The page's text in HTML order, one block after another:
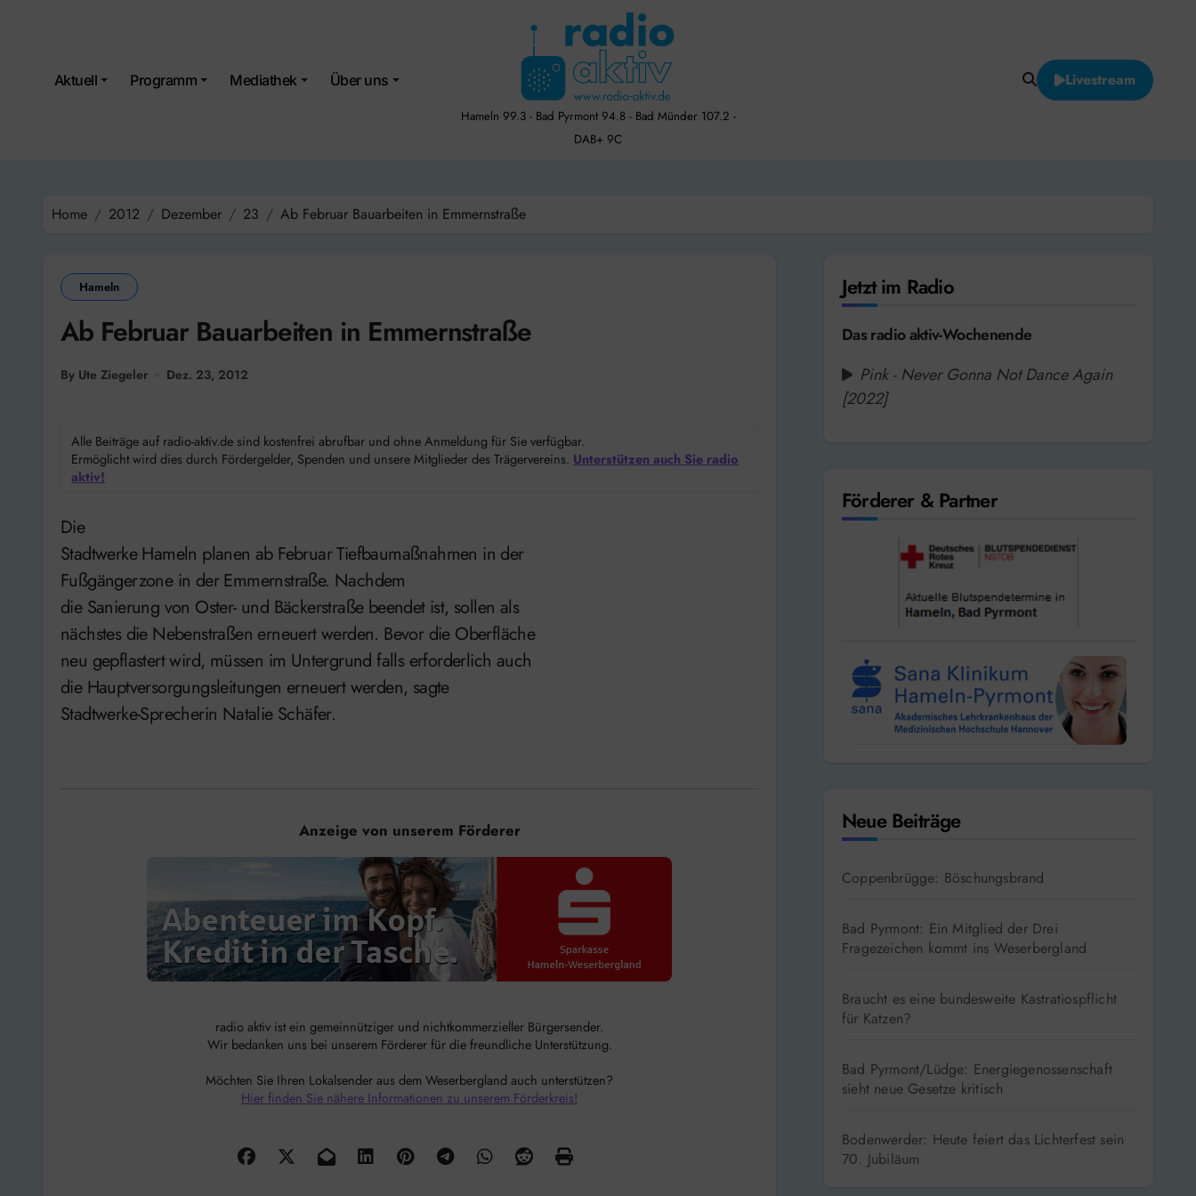
Aktuell Programm Mediathek Über uns
Hameln 99.3 - Bad Pyrmont 94.8 - Bad Münder 107.2 -
DAB+ 9C
Livestream
Home 2012 Dezember 23 Ab Februar Bauarbeiten in Emmernstraße
Hameln
Ab Februar Bauarbeiten in Emmernstraße
By Ute Ziegeler Dez. 23, 2012
Alle Beiträge auf radio-aktiv.de sind kostenfrei abrufbar und ohne Anmeldung für Sie verfügbar.
Ermöglicht wird dies durch Fördergelder, Spenden und unsere Mitglieder des Trägervereins. Unterstützen auch Sie radio
aktiv!
Die
Stadtwerke Hameln planen ab Februar Tiefbaumaßnahmen in der
Fußgängerzone in der Emmernstraße. Nachdem
die Sanierung von Oster- und Bäckerstraße beendet ist, sollen als
nächstes die Nebenstraßen erneuert werden. Bevor die Oberfläche
neu gepflastert wird, müssen im Untergrund falls erforderlich auch
die Hauptversorgungsleitungen erneuert werden, sagte
Stadtwerke-Sprecherin Natalie Schäfer.
Anzeige von unserem Förderer
radio aktiv ist ein gemeinnütziger und nichtkommerzieller Bürgersender.
Wir bedanken uns bei unserem Förderer für die freundliche Unterstützung.
Möchten Sie Ihren Lokalsender aus dem Weserbergland auch unterstützen?
Hier finden Sie nähere Informationen zu unserem Förderkreis!
Jetzt im Radio
Das radio aktiv-Wochenende
Pink - Never Gonna Not Dance Again
[2022]
Förderer & Partner
Neue Beiträge
Coppenbrügge: Böschungsbrand
Bad Pyrmont: Ein Mitglied der Drei
Fragezeichen kommt ins Weserbergland
Braucht es eine bundesweite Kastratiospflicht
für Katzen?
Bad Pyrmont/Lüdge: Energiegenossenschaft
sieht neue Gesetze kritisch
Bodenwerder: Heute feiert das Lichterfest sein
70. Jubiläum